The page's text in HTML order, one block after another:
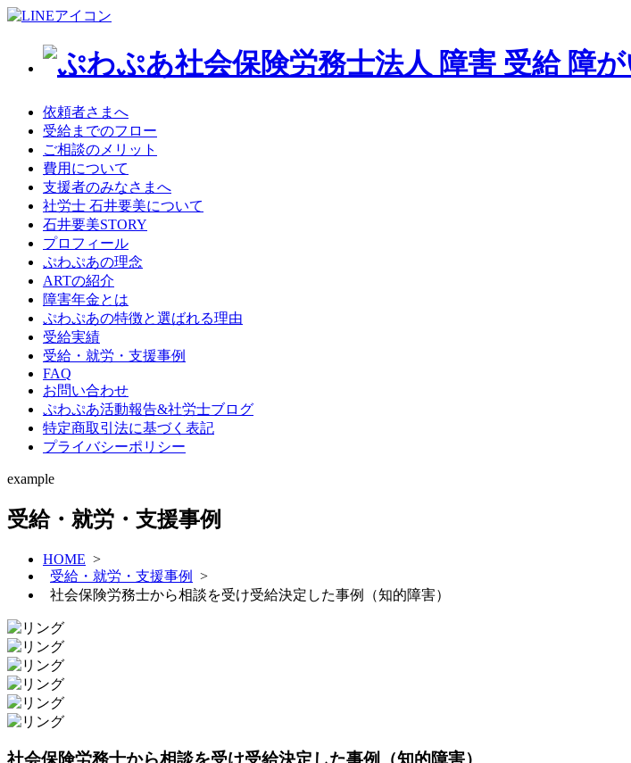
依頼者さまへ
受給までのフロー
ご相談のメリット
費用について
支援者のみなさまへ
社労士 石井要美について
石井要美STORY
プロフィール
ぷわぷあの理念
ARTの紹介
障害年金とは
ぷわぷあの特徴と選ばれる理由
受給実績
受給・就労・支援事例
FAQ
お問い合わせ
ぷわぷあ活動報告&社労士ブログ
特定商取引法に基づく表記
プライバシーポリシー
example
受給・就労・支援事例
HOME >
受給・就労・支援事例
>
社会保険労務士から相談を受け受給決定した事例（知的障害）